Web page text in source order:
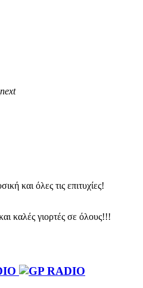
και όλες τις επιτυχίες!
καλές γιορτές σε όλους!!!